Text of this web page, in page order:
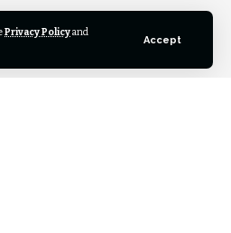
Privacy Policyand
Accept